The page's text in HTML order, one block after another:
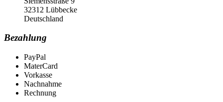
32312 Lübbecke
Deutschland
Bezahlung
PayPal
MaterCard
Vorkasse
Nachnahme
Rechnung